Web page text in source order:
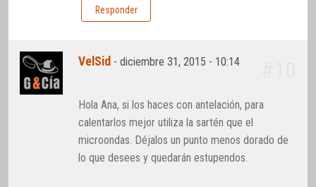
Responder
VelSid -diciembre 31, 2015 - 10:14
Hola Ana, si los haces con antelación, para
calentarlos mejor utiliza la sartén que el
microondas. Déjalos un punto menos dorado de
lo que desees y quedarán estupendos.